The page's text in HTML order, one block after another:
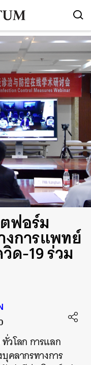
ฟอร์ม
งการแพทย์
ด-19 ร่วม
ทั่วโลกการแลก
คลากรทางการ